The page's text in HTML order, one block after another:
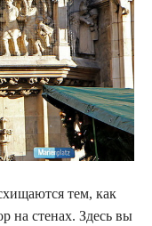
тем, как
на стенах. Здесь вы